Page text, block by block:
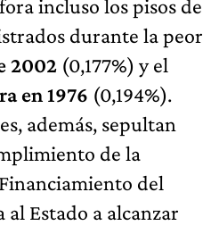
durante la peor
2002(0,177%) y el
en 1976(0,194%).
además, sepultan
de la
del
Estado a alcanzar
del PBIpara este